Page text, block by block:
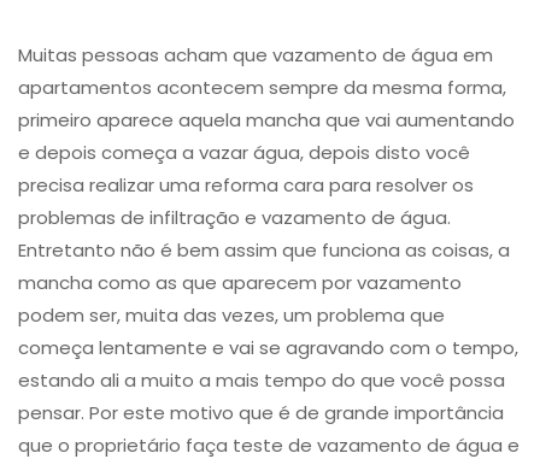
Muitas pessoas acham que ​vazamento de água em
apartamentos acontecem sempre da mesma forma,
primeiro aparece aquela mancha que vai aumentando
e depois começa a vazar água, depois disto você
precisa realizar uma reforma cara para resolver os
problemas de infiltração e vazamento de água.
Entretanto não é bem assim que funciona as coisas, a
mancha como as que aparecem por vazamento
podem ser, muita das vezes, um problema que
começa lentamente e vai se agravando com o tempo,
estando ali a muito a mais tempo do que você possa
pensar. Por este motivo que é de grande importância
que o proprietário faça teste de vazamento de água​ e